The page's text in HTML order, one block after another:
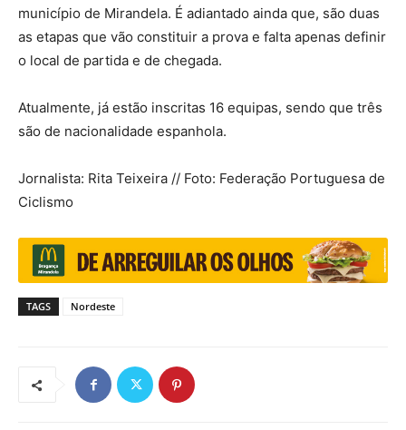
município de Mirandela. É adiantado ainda que, são duas
as etapas que vão constituir a prova e falta apenas definir
o local de partida e de chegada.
Atualmente, já estão inscritas 16 equipas, sendo que três
são de nacionalidade espanhola.
Jornalista: Rita Teixeira // Foto: Federação Portuguesa de
Ciclismo
TAGS Nordeste